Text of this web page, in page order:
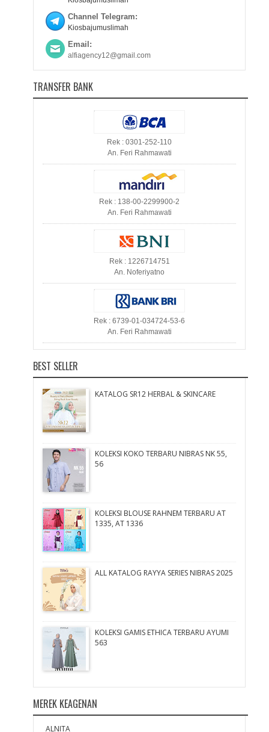
Channel Telegram:
Kiosbajumuslimah
Email:
alfiagency12@gmail.com
TRANSFER BANK
Rek : 0301-252-110
An. Feri Rahmawati
Rek : 138-00-2299900-2
An. Feri Rahmawati
Rek : 1226714751
An. Noferiyatno
Rek : 6739-01-034724-53-6
An. Feri Rahmawati
BEST SELLER
KATALOG SR12 HERBAL & SKINCARE
KOLEKSI KOKO TERBARU NIBRAS NK 55,
56
KOLEKSI BLOUSE RAHNEM TERBARU AT
1335, AT 1336
ALL KATALOG RAYYA SERIES NIBRAS 2025
KOLEKSI GAMIS ETHICA TERBARU AYUMI
563
MEREK KEAGENAN
ALNITA